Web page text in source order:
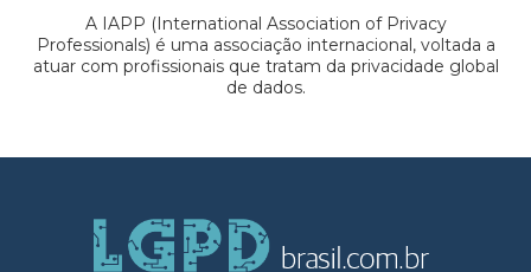
A IAPP (International Association of Privacy
Professionals) é uma associação internacional, voltada a
atuar com profissionais que tratam da privacidade global
de dados.